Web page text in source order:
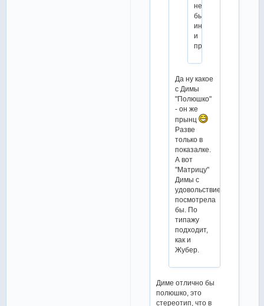
нембыло
бы
интересно
и
проникнновенно
Да ну какое
с Димы
"Полюшко"
- он же
прынц
Разве
только в
показалке.
А вот
"Матрицу"
Димы с
удовольствием
посмотрела
бы. По
типажу
подходит,
как и
Жубер.
Диме отлично бы
полюшко, это
стереотип, что в